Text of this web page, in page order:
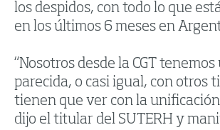
los despidos, con todo lo que
en los últimos 6 meses en
“Nosotros desde la CGT
parecida, o casi igual, con otros
tienen que ver con la unificación
dijo el titular del SUTERH y